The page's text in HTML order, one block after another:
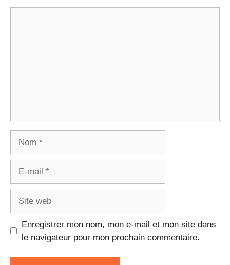
Enregistrer mon nom, mon e-mail et mon site dans
le navigateur pour mon prochain commentaire.